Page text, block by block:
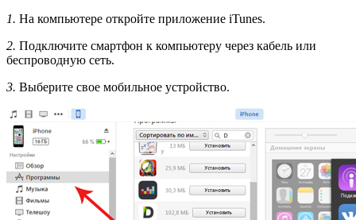
1. На компьютере откройте приложение iTunes.
2. Подключите смартфон к компьютеру через кабель или
беспроводную сеть.
3. Выберите свое мобильное устройство.